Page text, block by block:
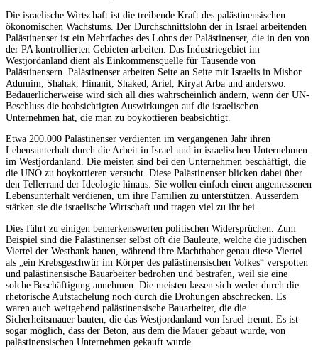
Die israelische Wirtschaft ist die treibende Kraft des palästinensischen
ökonomischen Wachstums. Der Durchschnittslohn der in Israel arbeitenden
Palästinenser ist ein Mehrfaches des Lohns der Palästinenser, die in den von
der PA kontrollierten Gebieten arbeiten. Das Industriegebiet im
Westjordanland dient als Einkommensquelle für Tausende von
Palästinensern. Palästinenser arbeiten Seite an Seite mit Israelis in Mishor
Adumim, Shahak, Hinanit, Shaked, Ariel, Kiryat Arba und anderswo.
Bedauerlicherweise wird sich all dies wahrscheinlich ändern, wenn der UN-
Beschluss die beabsichtigten Auswirkungen auf die israelischen
Unternehmen hat, die man zu boykottieren beabsichtigt.
Etwa 200.000 Palästinenser verdienten im vergangenen Jahr ihren
Lebensunterhalt durch die Arbeit in Israel und in israelischen Unternehmen
im Westjordanland. Die meisten sind bei den Unternehmen beschäftigt, die
die UNO zu boykottieren versucht. Diese Palästinenser blicken dabei über
den Tellerrand der Ideologie hinaus: Sie wollen einfach einen angemessenen
Lebensunterhalt verdienen, um ihre Familien zu unterstützen. Ausserdem
stärken sie die israelische Wirtschaft und tragen viel zu ihr bei.
Dies führt zu einigen bemerkenswerten politischen Widersprüchen. Zum
Beispiel sind die Palästinenser selbst oft die Bauleute, welche die jüdischen
Viertel der Westbank bauen, während ihre Machthaber genau diese Viertel
als „ein Krebsgeschwür im Körper des palästinensischen Volkes“ verspotten
und palästinensische Bauarbeiter bedrohen und bestrafen, weil sie eine
solche Beschäftigung annehmen. Die meisten lassen sich weder durch die
rhetorische Aufstachelung noch durch die Drohungen abschrecken. Es
waren auch weitgehend palästinensische Bauarbeiter, die die
Sicherheitsmauer bauten, die das Westjordanland von Israel trennt. Es ist
sogar möglich, dass der Beton, aus dem die Mauer gebaut wurde, von
palästinensischen Unternehmen gekauft wurde.